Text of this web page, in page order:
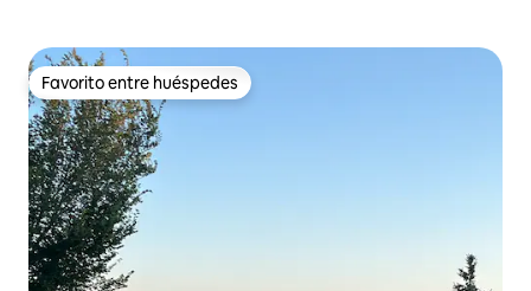
Favorito entre huéspedes
Favorito entre huéspedes